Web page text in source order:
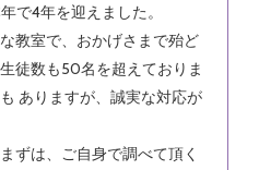
で4年を迎えました。
教室で、 おかげさまで殆ど
徒数も50名を超えておりま
ありますが、誠実な対応が
ずは、ご自身で調べて頂く